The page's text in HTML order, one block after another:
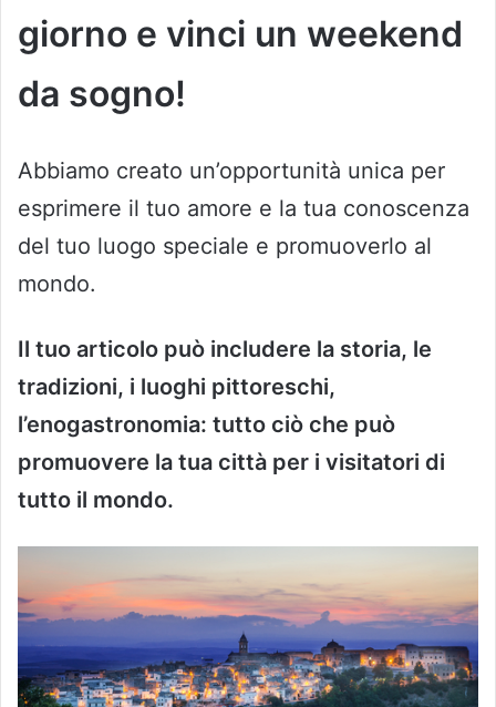
giorno e vinci un weekend
da sogno!
Abbiamo creato un’opportunità unica per
esprimere il tuo amore e la tua conoscenza
del tuo luogo speciale e promuoverlo al
mondo.
Il tuo articolo può includere la storia, le
tradizioni, i luoghi pittoreschi,
l’enogastronomia: tutto ciò che può
promuovere la tua città per i visitatori di
tutto il mondo.